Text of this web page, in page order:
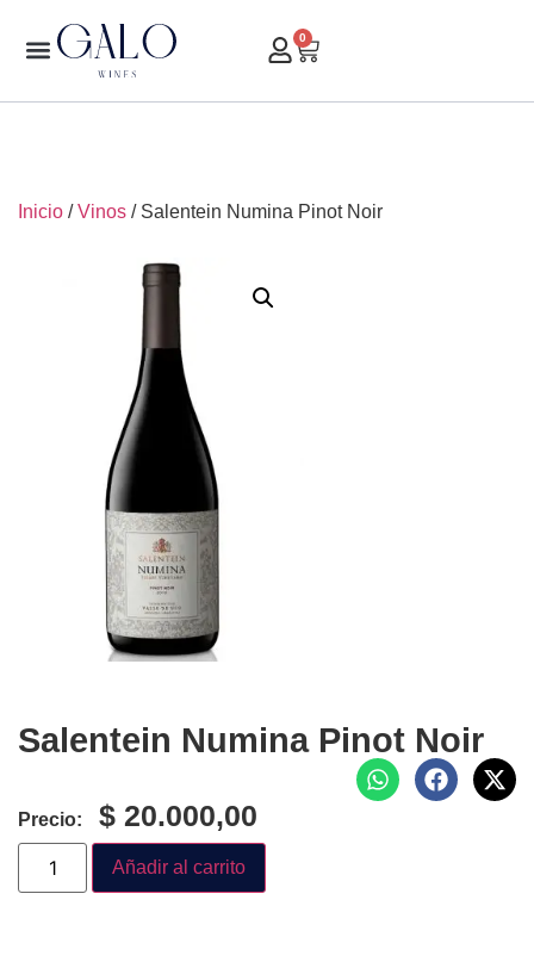
0
Inicio /Vinos / Salentein Numina Pinot Noir
Salentein Numina Pinot Noir
Precio: $ 20.000,00
Añadir al carrito